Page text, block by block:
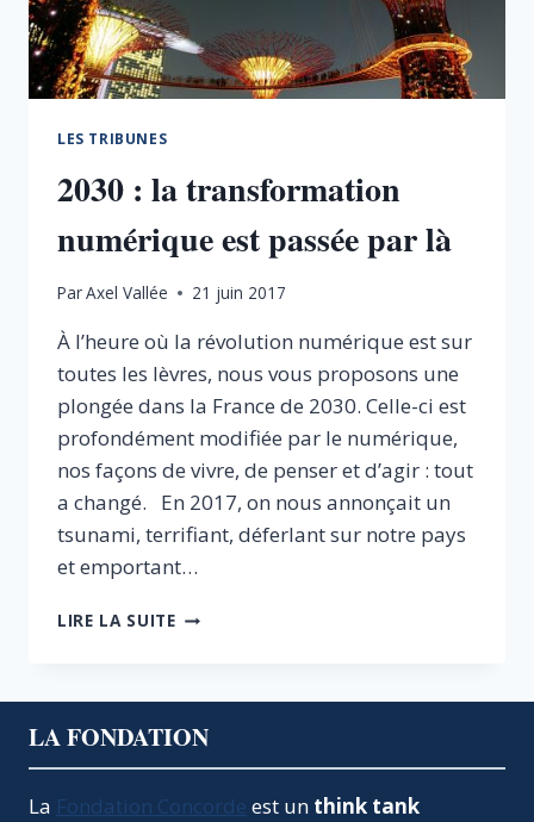
LES TRIBUNES
2030 : la transformation
numérique est passée par là
ParAxel Vallée 21 juin 2017
À l’heure où la révolution numérique est sur
toutes les lèvres, nous vous proposons une
plongée dans la France de 2030. Celle-ci est
profondément modifiée par le numérique,
nos façons de vivre, de penser et d’agir : tout
a changé. En 2017, on nous annonçait un
tsunami, terrifiant, déferlant sur notre pays
et emportant…
LIRE LA SUITE2030
EST
PASSÉE
LÀ
LA FONDATION
La Fondation Concorde est un think tank